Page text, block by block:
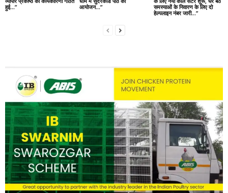
हुई…”
आयोजन…”
समस्याओं के निवारण के लिए दो
हेल्पलाइन नंबर जारी…”